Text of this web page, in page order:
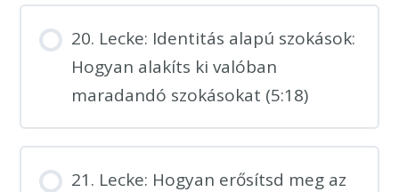
20. Lecke: Identitás alapú szokások:
Hogyan alakíts ki valóban
maradandó szokásokat (5:18)
21. Lecke: Hogyan erősítsd meg az